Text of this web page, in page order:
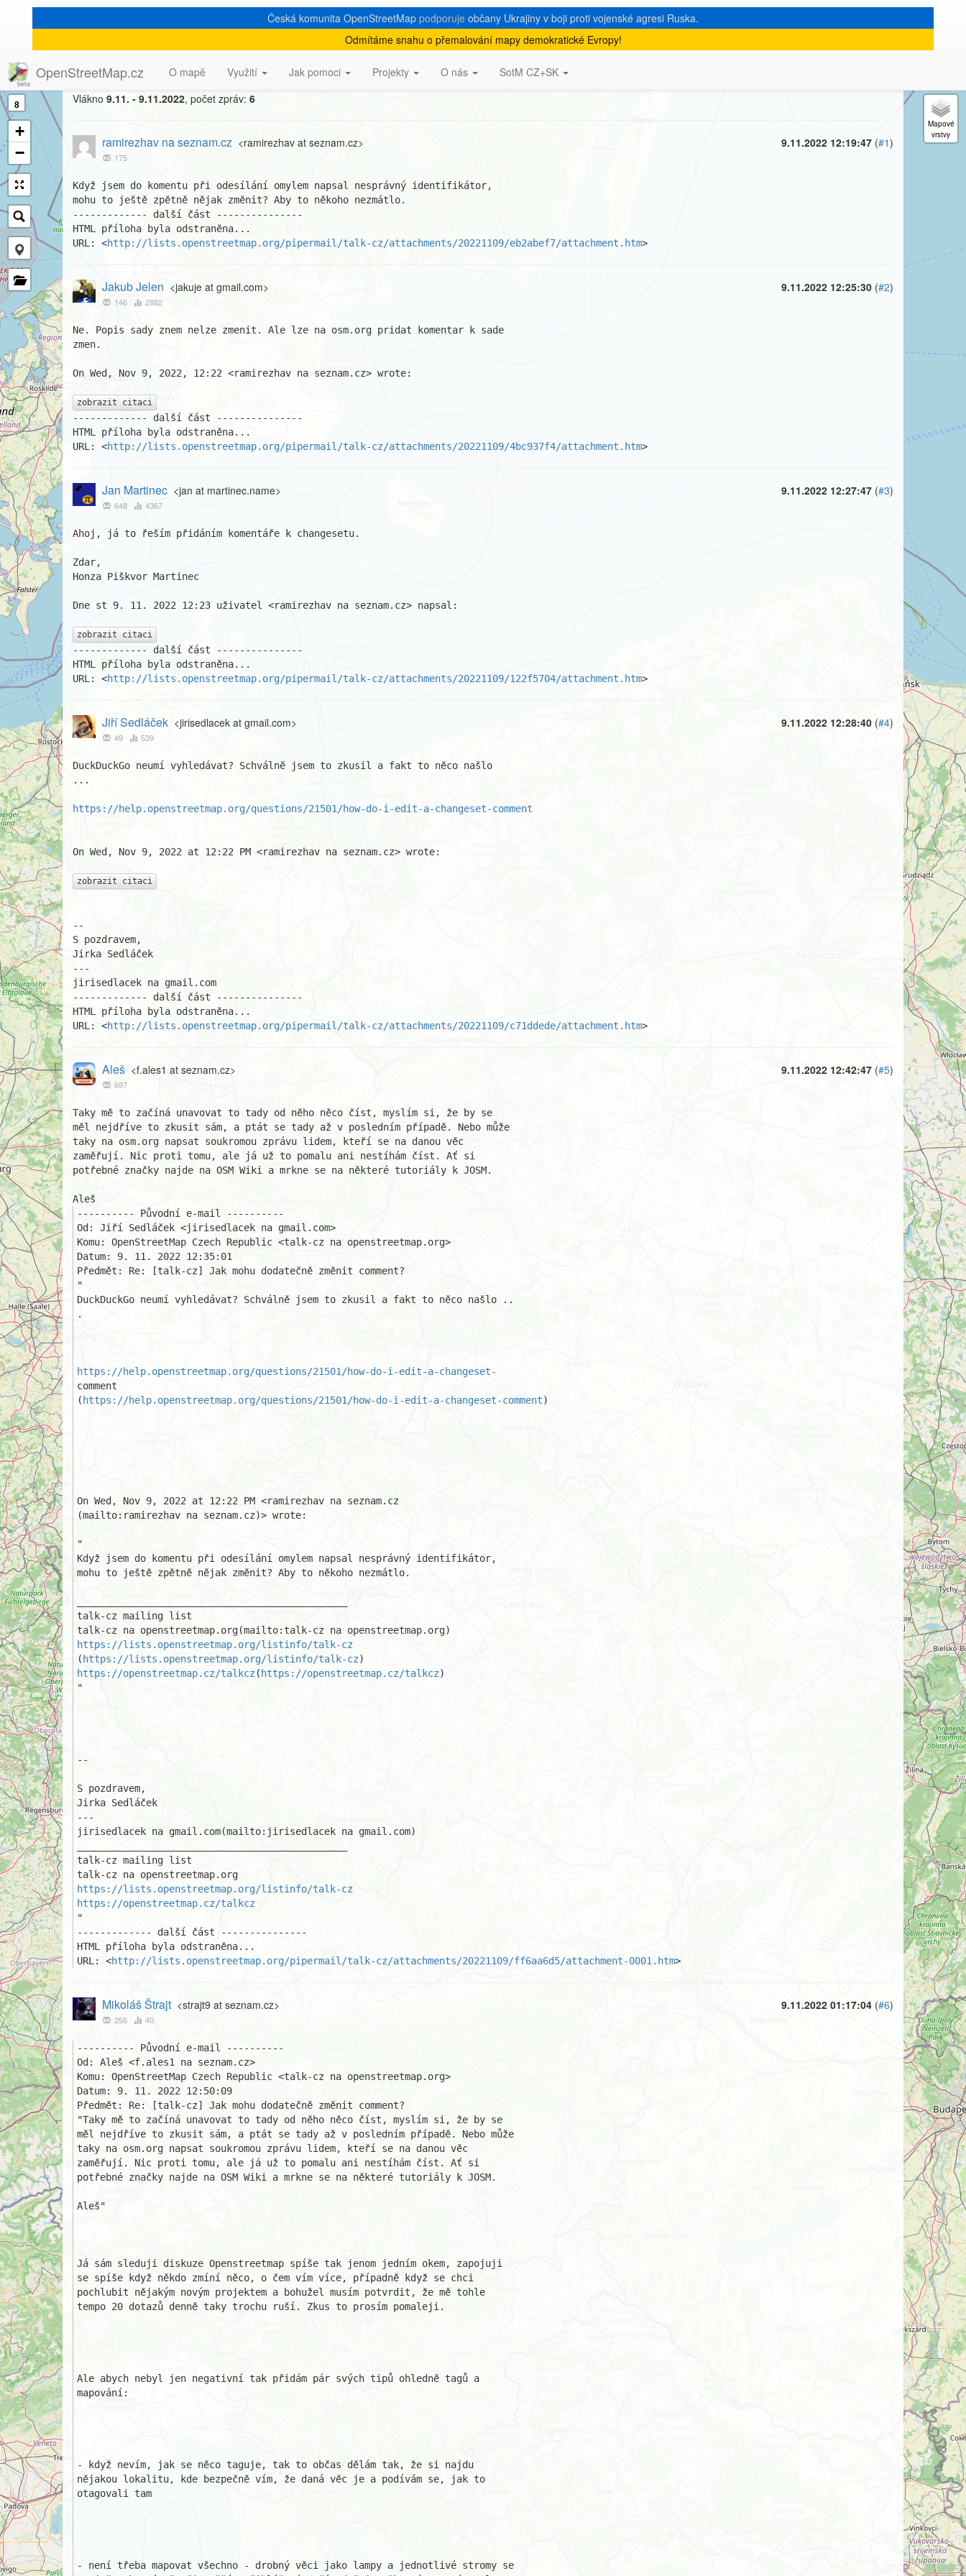
Česká komunita OpenStreetMap podporuje občany Ukrajiny v boji proti vojenské agresi Ruska.
Odmítáme snahu o přemalování mapy demokratické Evropy!
OpenStreetMap.cz O mapě Využití Jak pomoci Projekty O nás SotM CZ+SK
8
+
−
[Talk-cz] Jak mohu dodatečně změnit comment?
Vlákno 9.11. - 9.11.2022, počet zpráv: 6
9.11.2022 12:19:47 (#1)
ramirezhav na seznam.cz <ramirezhav at seznam.cz>
175
Když jsem do komentu při odesílání omylem napsal nesprávný identifikátor,
mohu to ještě zpětně nějak změnit? Aby to někoho nezmátlo.
------------- další část ---------------
HTML příloha byla odstraněna...
URL: <http://lists.openstreetmap.org/pipermail/talk-cz/attachments/20221109/eb2abef7/attachment.htm>
9.11.2022 12:25:30 (#2)
Jakub Jelen <jakuje at gmail.com>
146 2882
Ne. Popis sady znem nelze zmenit. Ale lze na osm.org pridat komentar k sade
zmen.
On Wed, Nov 9, 2022, 12:22 <ramirezhav na seznam.cz> wrote:
zobrazit citaci
------------- další část ---------------
HTML příloha byla odstraněna...
URL: <http://lists.openstreetmap.org/pipermail/talk-cz/attachments/20221109/4bc937f4/attachment.htm>
9.11.2022 12:27:47 (#3)
Jan Martinec <jan at martinec.name>
648 4367
Ahoj, já to řeším přidáním komentáře k changesetu.
Zdar,
Honza Piškvor Martinec
Dne st 9. 11. 2022 12:23 uživatel <ramirezhav na seznam.cz> napsal:
zobrazit citaci
------------- další část ---------------
HTML příloha byla odstraněna...
URL: <http://lists.openstreetmap.org/pipermail/talk-cz/attachments/20221109/122f5704/attachment.htm>
9.11.2022 12:28:40 (#4)
Jiří Sedláček <jirisedlacek at gmail.com>
49 539
DuckDuckGo neumí vyhledávat? Schválně jsem to zkusil a fakt to něco našlo
...
https://help.openstreetmap.org/questions/21501/how-do-i-edit-a-changeset-comment
On Wed, Nov 9, 2022 at 12:22 PM <ramirezhav na seznam.cz> wrote:
zobrazit citaci
--
S pozdravem,
Jirka Sedláček
---
jirisedlacek na gmail.com
------------- další část ---------------
HTML příloha byla odstraněna...
URL: <http://lists.openstreetmap.org/pipermail/talk-cz/attachments/20221109/c71ddede/attachment.htm>
9.11.2022 12:42:47 (#5)
Aleš <f.ales1 at seznam.cz>
697
Taky mě to začíná unavovat to tady od něho něco číst, myslím si, že by se
měl nejdříve to zkusit sám, a ptát se tady až v posledním případě. Nebo může
taky na osm.org napsat soukromou zprávu lidem, kteří se na danou věc
zaměřují. Nic proti tomu, ale já už to pomalu ani nestíhám číst. Ať si
potřebné značky najde na OSM Wiki a mrkne se na některé tutoriály k JOSM.
---------- Původní e-mail ----------
Od: Jiří Sedláček <jirisedlacek na gmail.com>
Komu: OpenStreetMap Czech Republic <talk-cz na openstreetmap.org>
Datum: 9. 11. 2022 12:35:01
Předmět: Re: [talk-cz] Jak mohu dodatečně změnit comment?
"
DuckDuckGo neumí vyhledávat? Schválně jsem to zkusil a fakt to něco našlo ..
.
https://help.openstreetmap.org/questions/21501/how-do-i-edit-a-changeset-
comment
( https://help.openstreetmap.org/questions/21501/how-do-i-edit-a-changeset-comment)
On Wed, Nov 9, 2022 at 12:22 PM <ramirezhav na seznam.cz
(mailto:ramirezhav na seznam.cz)> wrote:
"
Když jsem do komentu při odesílání omylem napsal nesprávný identifikátor,
mohu to ještě zpětně nějak změnit? Aby to někoho nezmátlo.
talk-cz mailing list
https://lists.openstreetmap.org/listinfo/talk-cz
( https://lists.openstreetmap.org/listinfo/talk-cz
https://openstreetmap.cz/talkcz( https://openstreetmap.cz/talkcz)
"
--
S pozdravem,
Jirka Sedláček
---
jirisedlacek na gmail.com(mailto:jirisedlacek na gmail.com)
talk-cz mailing list
https://lists.openstreetmap.org/listinfo/talk-cz
https://openstreetmap.cz/talkcz
"
------------- další část ---------------
HTML příloha byla odstraněna...
URL: <http://lists.openstreetmap.org/pipermail/talk-cz/attachments/20221109/ff6aa6d5/attachment-0001.htm>
9.11.2022 01:17:04 (#6)
Mikoláš Štrajt <strajt9 at seznam.cz>
256 40
---------- Původní e-mail ----------
Od: Aleš <f.ales1 na seznam.cz>
Komu: OpenStreetMap Czech Republic <talk-cz na openstreetmap.org>
Datum: 9. 11. 2022 12:50:09
Předmět: Re: [talk-cz] Jak mohu dodatečně změnit comment?
"Taky mě to začíná unavovat to tady od něho něco číst, myslím si, že by se
měl nejdříve to zkusit sám, a ptát se tady až v posledním případě. Nebo může
taky na osm.org napsat soukromou zprávu lidem, kteří se na danou věc
zaměřují. Nic proti tomu, ale já už to pomalu ani nestíhám číst. Ať si
potřebné značky najde na OSM Wiki a mrkne se na některé tutoriály k JOSM.
Aleš"
Já sám sleduji diskuze Openstreetmap spíše tak jenom jedním okem, zapojuji
se spíše když někdo zmíní něco, o čem vím více, případně když se chci
pochlubit nějakým novým projektem a bohužel musím potvrdit, že mě tohle
tempo 20 dotazů denně taky trochu ruší. Zkus to prosím pomaleji.
Ale abych nebyl jen negativní tak přidám pár svých tipů ohledně tagů a
mapování:
- když nevím, jak se něco taguje, tak to občas dělám tak, že si najdu
nějakou lokalitu, kde bezpečně vím, že daná věc je a podívám se, jak to
otagovali tam
- není třeba mapovat všechno - drobný věci jako lampy a jednotlivé stromy se